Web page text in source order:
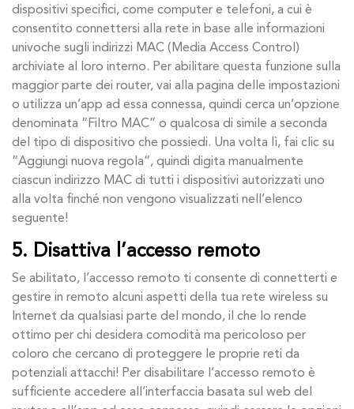
dispositivi specifici, come computer e telefoni, a cui è
consentito connettersi alla rete in base alle informazioni
univoche sugli indirizzi MAC (Media Access Control)
archiviate al loro interno. Per abilitare questa funzione sulla
maggior parte dei router, vai alla pagina delle impostazioni
o utilizza un’app ad essa connessa, quindi cerca un’opzione
denominata “Filtro MAC” o qualcosa di simile a seconda
del tipo di dispositivo che possiedi. Una volta lì, fai clic su
“Aggiungi nuova regola”, quindi digita manualmente
ciascun indirizzo MAC di tutti i dispositivi autorizzati uno
alla volta finché non vengono visualizzati nell’elenco
seguente!
5. Disattiva l’accesso remoto
Se abilitato, l’accesso remoto ti consente di connetterti e
gestire in remoto alcuni aspetti della tua rete wireless su
Internet da qualsiasi parte del mondo, il che lo rende
ottimo per chi desidera comodità ma pericoloso per
coloro che cercano di proteggere le proprie reti da
potenziali attacchi! Per disabilitare l’accesso remoto è
sufficiente accedere all’interfaccia basata sul web del